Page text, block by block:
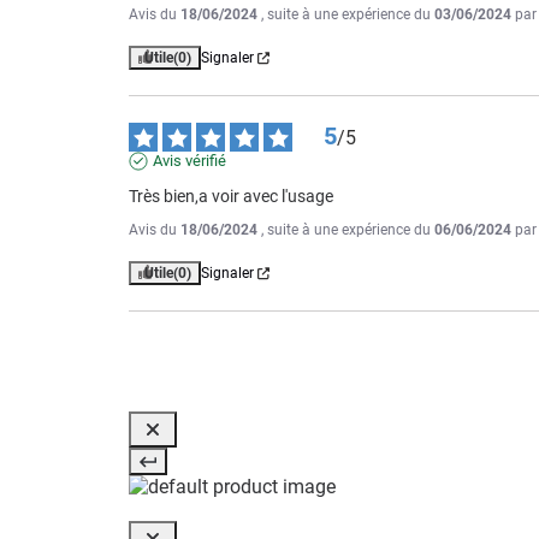
Avis du 18/06/2024 , suite à une expérience du 03/06/2024 par
Utile(0) Signaler
5/5
Avis vérifié
Très bien,a voir avec l'usage
Avis du 18/06/2024 , suite à une expérience du 06/06/2024 par
Utile(0) Signaler